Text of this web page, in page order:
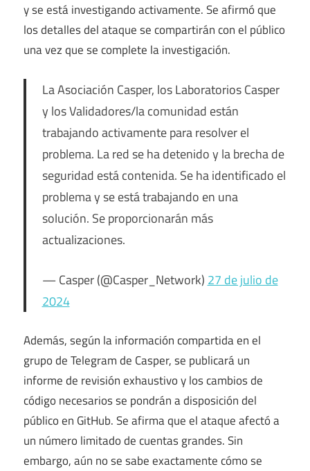
y se está investigando activamente. Se afirmó que
los detalles del ataque se compartirán con el público
una vez que se complete la investigación.
La Asociación Casper, los Laboratorios Casper
y los Validadores/la comunidad están
trabajando activamente para resolver el
problema. La red se ha detenido y la brecha de
seguridad está contenida. Se ha identificado el
problema y se está trabajando en una
solución. Se proporcionarán más
actualizaciones.
— Casper (@Casper_Network) 27 de julio de
2024
Además, según la información compartida en el
grupo de Telegram de Casper, se publicará un
informe de revisión exhaustivo y los cambios de
código necesarios se pondrán a disposición del
público en GitHub. Se afirma que el ataque afectó a
un número limitado de cuentas grandes. Sin
embargo, aún no se sabe exactamente cómo se